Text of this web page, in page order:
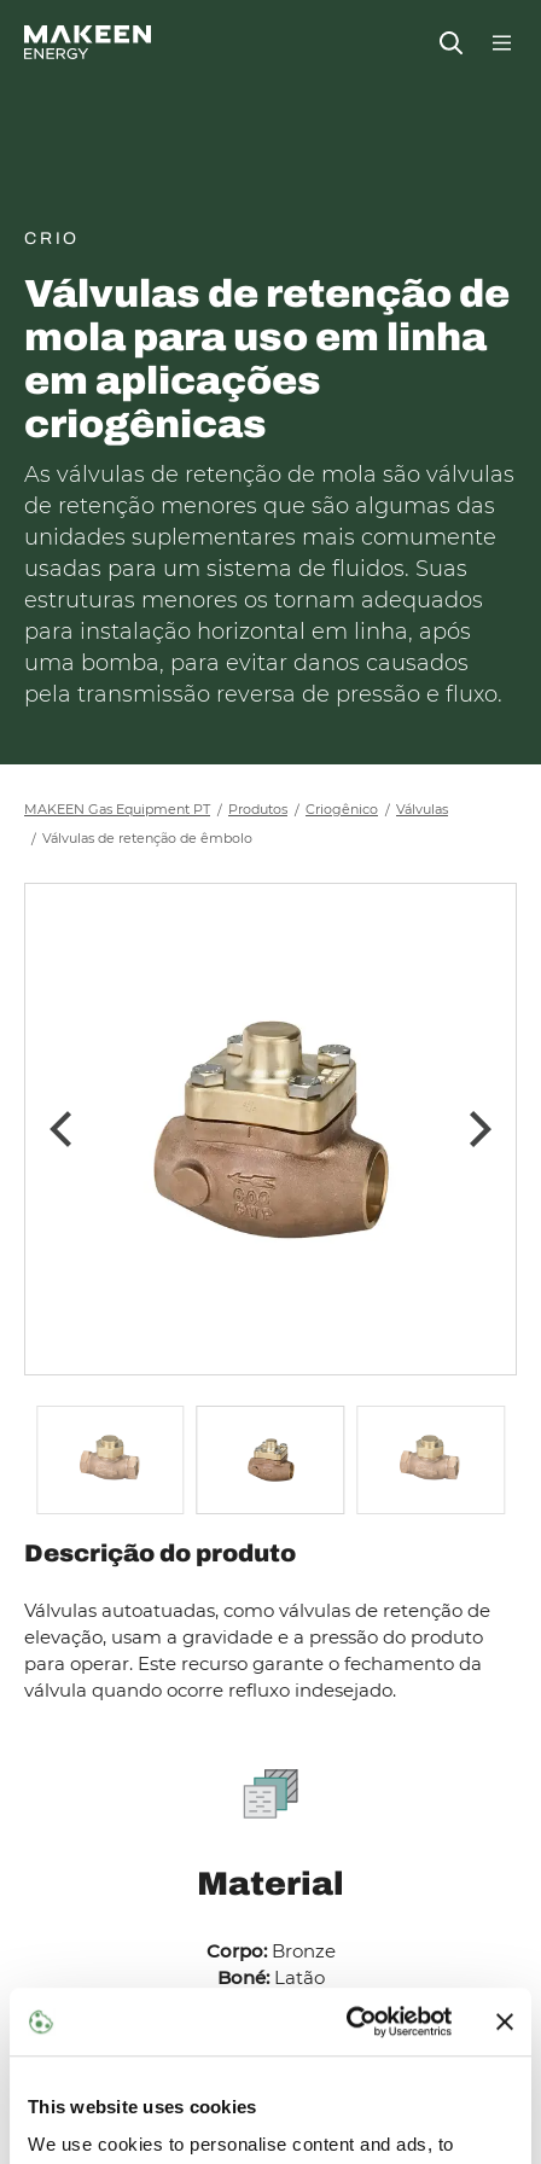
This website uses cookies
We use cookies to personalise content and ads, to
Open
CRIO
Válvulas de retenção de
mola para uso em linha
em aplicações
criogênicas
As válvulas de retenção de mola são válvulas
de retenção menores que são algumas das
unidades suplementares mais comumente
usadas para um sistema de fluidos. Suas
estruturas menores os tornam adequados
para instalação horizontal em linha, após
uma bomba, para evitar danos causados
pela transmissão reversa de pressão e fluxo.
MAKEEN Gas Equipment PT Produtos Criogênico
Válvulas
Válvulas de retenção de êmbolo
Descrição do produto
Válvulas autoatuadas, como válvulas de retenção de
elevação, usam a gravidade e a pressão do produto
para operar. Este recurso garante o fechamento da
válvula quando ocorre refluxo indesejado.
Material
Corpo:Bronze
Boné:Latão